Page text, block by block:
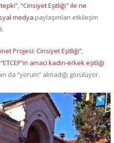
,“Cinsiyet Eşitliği" ile ne
medya paylaşımları etkileşim
Projesi: Cinsiyet Eşitliği”,
“ETCEP'in amacı kadın-erkek eşitliği
da “yorum” almadığı görülüyor.